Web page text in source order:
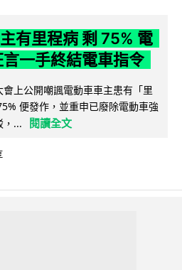
有里程病 剩 75% 電
一手終結電車指令
上公開嘲諷電動車車主患有「里
便發作，並重申已廢除電動車強
，...
閱讀全文